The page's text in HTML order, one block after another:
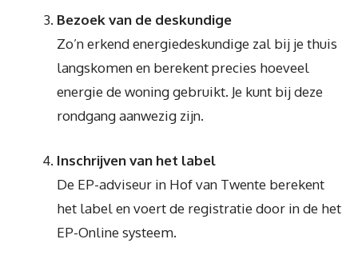
Bezoek van de deskundige
Zo’n erkend energiedeskundige zal bij je thuis
langskomen en berekent precies hoeveel
energie de woning gebruikt. Je kunt bij deze
rondgang aanwezig zijn.
Inschrijven van het label
De EP-adviseur in Hof van Twente berekent
het label en voert de registratie door in de het
EP-Online systeem.